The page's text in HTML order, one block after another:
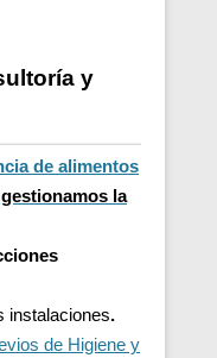
y
de alimentos
la
instalaciones.
de Higiene y